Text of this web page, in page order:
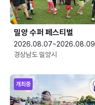
밀양 수퍼 페스티벌
2026.08.07~2026.08.09
경상남도 밀양시
개최중